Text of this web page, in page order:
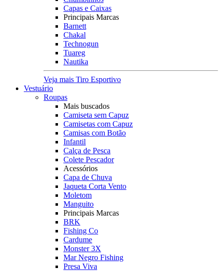
Capas e Caixas
Principais Marcas
Barnett
Chakal
Technogun
Tuareg
Nautika
Veja mais Tiro Esportivo
Vestuário
Roupas
Mais buscados
Camiseta sem Capuz
Camisetas com Capuz
Camisas com Botão
Infantil
Calça de Pesca
Colete Pescador
Acessórios
Capa de Chuva
Jaqueta Corta Vento
Moletom
Manguito
Principais Marcas
BRK
Fishing Co
Cardume
Monster 3X
Mar Negro Fishing
Presa Viva